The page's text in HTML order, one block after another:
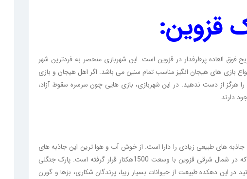
قزوین:
فوق العاده پرطرفدار در قزوین است. این شهربازی منحصر به فردترین شهر
بازی های هیجان انگیز مناسب تمام سنین می باشد. اگر اهل هیجان و بازی
هرگز از دست ندهید. در این شهربازی، بازی هایی چون سرسره سقوط آزاد،
دارند.
جاذبه های طبیعی زیادی را دارا است. از خوش آب و هوا ترین این جاذبه های
طبیعی می توان به پارک جنگلی باراجین اشاره کرد که در شمال شرقی قزوین با وسعت 1500هکتار قرار گرفته است. پارک جنگلی
این دهکده طبیعت از حیوانات بسیار زیبا، پرندگان شکاری، بزها و گوزن